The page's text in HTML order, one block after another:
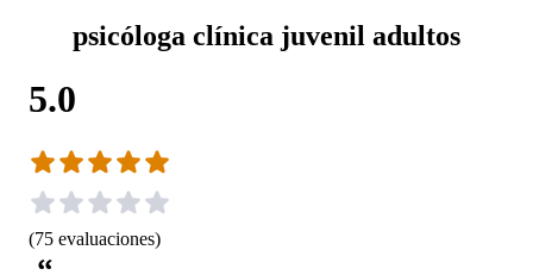
psicóloga clínica juvenil adultos
5.0
(75 evaluaciones)